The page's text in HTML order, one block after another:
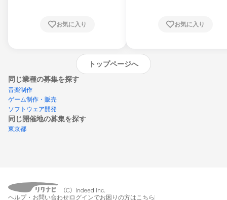
お気に入り お気に入り
トップページへ
同じ業種の募集を探す
音楽制作
ゲーム制作・販売
ソフトウェア開発
同じ開催地の募集を探す
東京都
エントリーするとプログラムの詳細案内を
ヘルプ・お問い合わせ ログインでお困りの方はこちら